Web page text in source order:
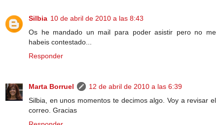
Silbia 10 de abril de 2010 a las 8:43
Os he mandado un mail para poder asistir pero no me
habeis contestado...
Responder
Marta Borruel
12 de abril de 2010 a las 6:39
Silbia, en unos momentos te decimos algo. Voy a revisar el
correo. Gracias